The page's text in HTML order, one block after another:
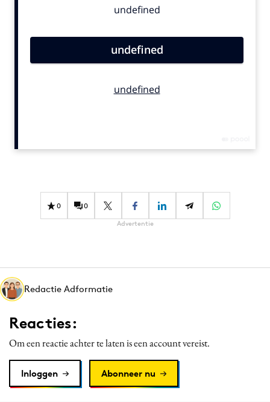
Contentmarketing
Effectiviteit
Gedragsverandering
Martech
Media
Merkstrategie
PR
Programmatic
Reputatie & crisis
0 0
Advertentie
Redactie Adformatie
Reacties:
Om een reactie achter te laten is een account vereist.
Inloggen Abonneer nu